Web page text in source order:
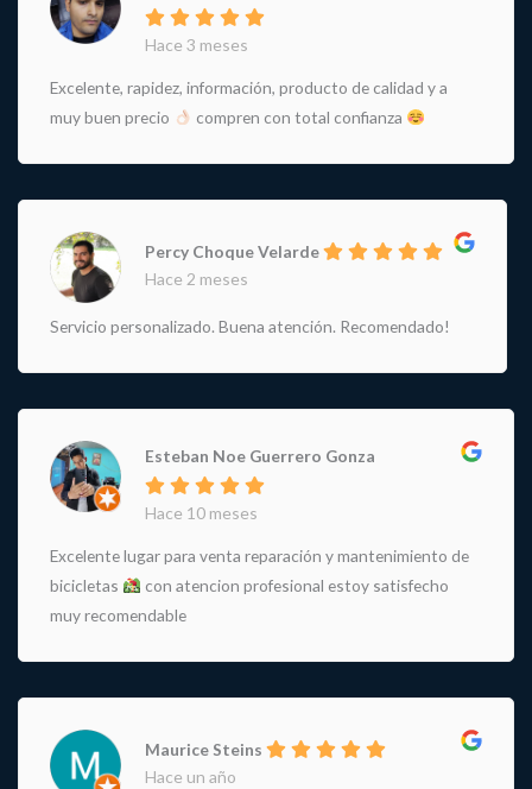
Hace 3 meses
Excelente, rapidez, información, producto de calidad y a
muy buen precio
compren con total confianza
Percy Choque Velarde
Hace 2 meses
Servicio personalizado. Buena atención. Recomendado!
Esteban Noe Guerrero Gonza
Hace 10 meses
Excelente lugar para venta reparación y mantenimiento de
bicicletas
con atencion profesional estoy satisfecho
muy recomendable
Maurice Steins
Hace un año